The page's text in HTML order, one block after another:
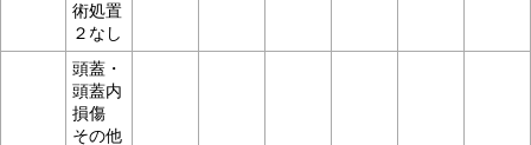
術処置
２なし
頭蓋・
頭蓋内
損傷
その他